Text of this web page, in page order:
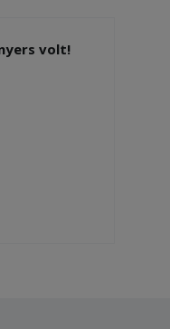
volt!